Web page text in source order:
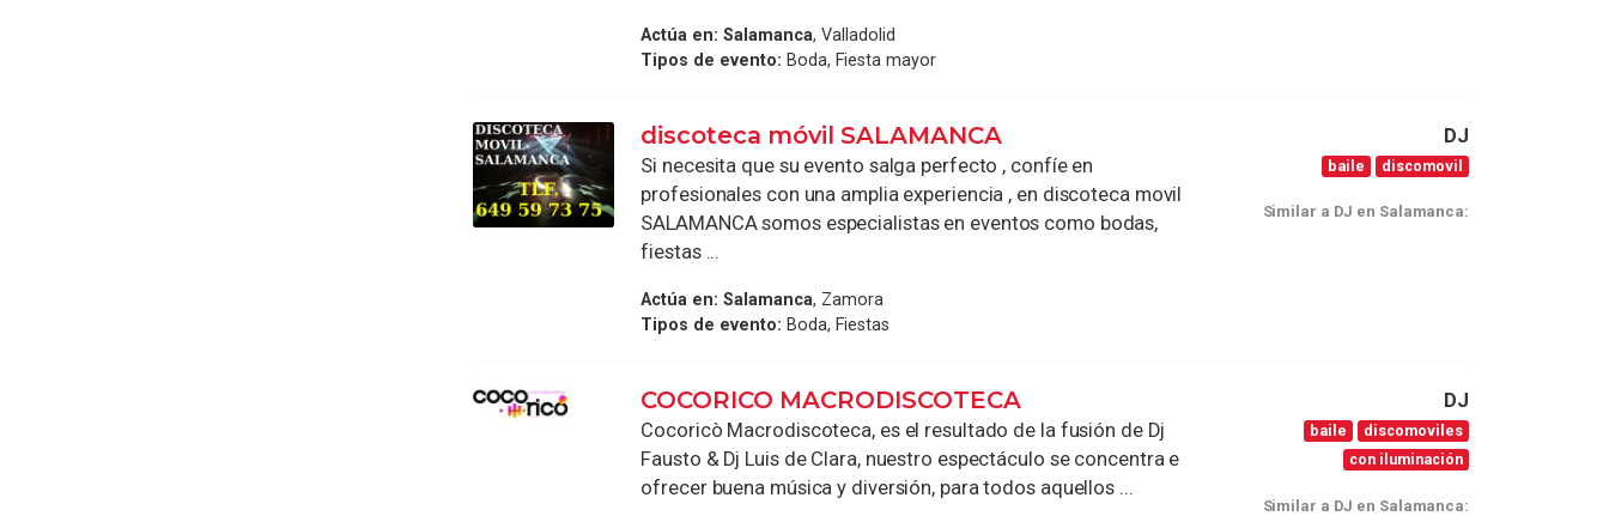
Actúa en: Salamanca, Valladolid
Tipos de evento: Boda, Fiesta mayor
discoteca móvil SALAMANCA
Si necesita que su evento salga perfecto , confíe en
profesionales con una amplia experiencia , en discoteca movil
SALAMANCA somos especialistas en eventos como bodas,
fiestas ...
Actúa en: Salamanca, Zamora
Tipos de evento: Boda, Fiestas
DJ
baile discomovil
Similar a DJ en Salamanca:
COCORICO MACRODISCOTECA
Cocoricò Macrodiscoteca, es el resultado de la fusión de Dj
Fausto & Dj Luis de Clara, nuestro espectáculo se concentra e
ofrecer buena música y diversión, para todos aquellos ...
DJ
baile
discomoviles
con iluminación
Similar a DJ en Salamanca: